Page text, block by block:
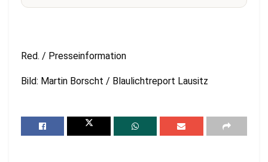
Red. / Presseinformation
Bild: Martin Borscht / Blaulichtreport Lausitz